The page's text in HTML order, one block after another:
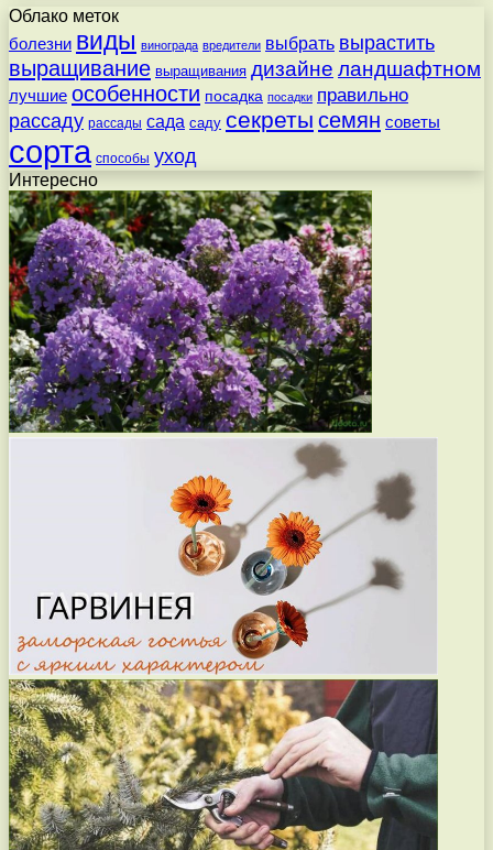
Облако меток
болезни виды винограда вредители выбрать вырастить
выращивание выращивания дизайне ландшафтном
лучшие особенности посадка посадки правильно
рассаду рассады сада саду секреты семян советы
сорта способы уход
Интересно